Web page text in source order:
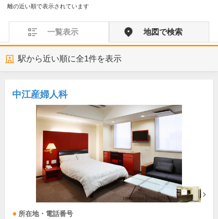
離の近い順で表示されています
一覧表示 地図で検索
駅から近い順に全1件を表示
中江産婦人科
所在地・電話番号